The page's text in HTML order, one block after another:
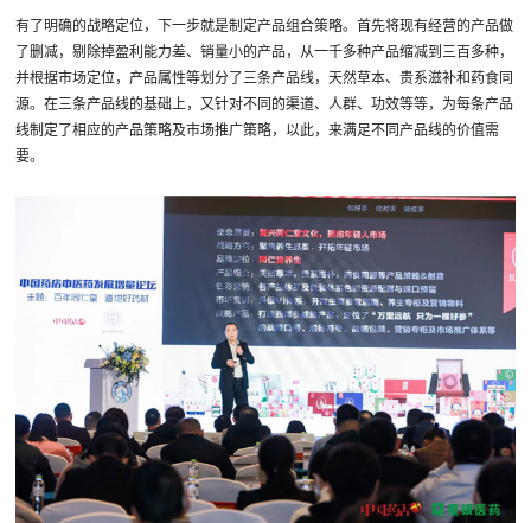
有了明确的战略定位，下一步就是制定产品组合策略。首先将现有经营的产品做
了删减，剔除掉盈利能力差、销量小的产品，从一千多种产品缩减到三百多种，
并根据市场定位，产品属性等划分了三条产品线，天然草本、贵系滋补和药食同
源。在三条产品线的基础上，又针对不同的渠道、人群、功效等等，为每条产品
线制定了相应的产品策略及市场推广策略，以此，来满足不同产品线的价值需
要。